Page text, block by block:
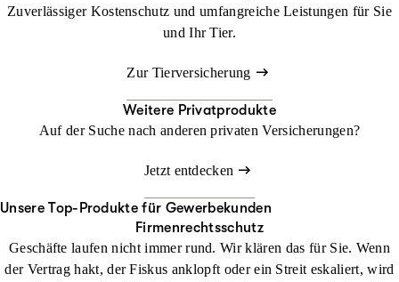
Zuverlässiger Kostenschutz und umfangreiche Leistungen für Sie
und Ihr Tier.
Zur Tierversicherung
Weitere Privatprodukte
Auf der Suche nach anderen privaten Versicherungen?
Jetzt entdecken
Unsere Top-Produkte für Gewerbekunden
Firmenrechtsschutz
Geschäfte laufen nicht immer rund. Wir klären das für Sie. Wenn
der Vertrag hakt, der Fiskus anklopft oder ein Streit eskaliert, wird